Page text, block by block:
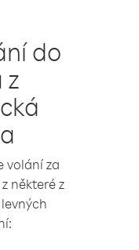
do
z
volání za
některé z